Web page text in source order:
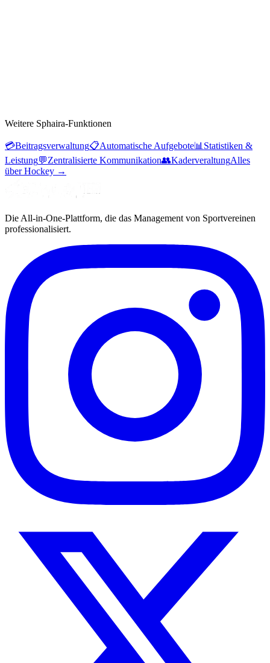
Weitere Sphaira-Funktionen
💳Beitragsverwaltung📋Automatische Aufgebote📊 Statistiken &
Leistung💬Zentralisierte Kommunikation👥KaderveraltungAlles
über Hockey →
Die All-in-One-Plattform, die das Management von Sportvereinen
professionalisiert.